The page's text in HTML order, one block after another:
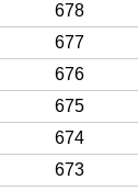
678
677
676
675
674
673